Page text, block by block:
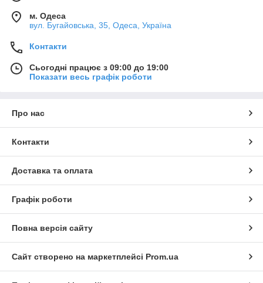
м. Одеса
вул. Бугайовська, 35, Одеса, Україна
Контакти
Сьогодні працює з 09:00 до 19:00
Показати весь графік роботи
Про нас
Контакти
Доставка та оплата
Графік роботи
Повна версія сайту
Сайт створено на маркетплейсі Prom.ua